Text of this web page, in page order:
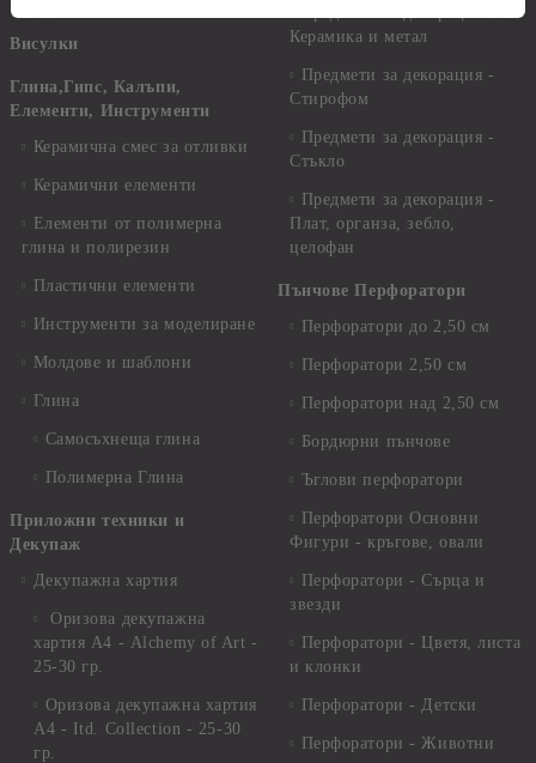
Висулки
Глина,Гипс, Калъпи,
Елементи, Инструменти
Керамична смес за отливки
Керамични елементи
Елементи от полимерна
глина и полирезин
Пластични елементи
Инструменти за моделиране
Молдове и шаблони
Глина
Самосъхнеща глина
Полимерна Глина
Приложни техники и
Декупаж
Декупажна хартия
Оризова декупажна
хартия А4 - Alchemy of Art -
25-30 гр.
Оризова декупажна хартия
А4 - Itd. Collection - 25-30
гр.
Керамика и метал
Предмети за декорация -
Стирофом
Предмети за декорация -
Стъкло
Предмети за декорация -
Плат, органза, зебло,
целофан
Пънчове Перфоратори
Перфоратори до 2,50 см
Перфоратори 2,50 см
Перфоратори над 2,50 см
Бордюрни пънчове
Ъглови перфоратори
Перфоратори Основни
Фигури - кръгове, овали
Перфоратори - Сърца и
звезди
Перфоратори - Цветя, листа
и клонки
Перфоратори - Детски
Перфоратори - Животни